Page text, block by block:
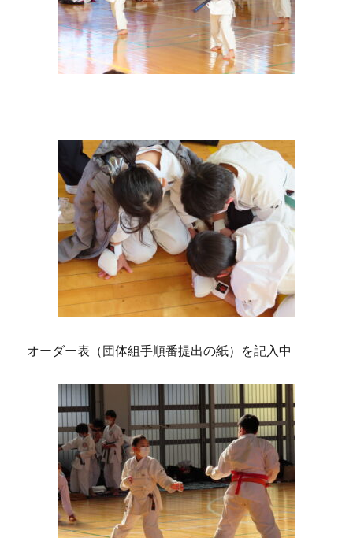
オーダー表（団体組手順番提出の紙）を記入中